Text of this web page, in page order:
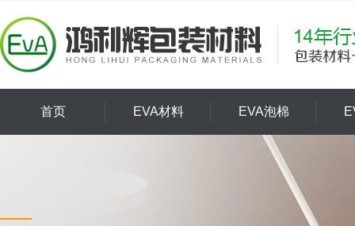
首页 EVA材料 EVA泡棉